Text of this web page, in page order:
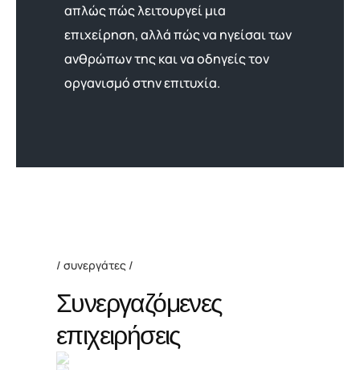
απλώς πώς λειτουργεί μια
επιχείρηση, αλλά πώς να ηγείσαι των
ανθρώπων της και να οδηγείς τον
οργανισμό στην επιτυχία.
συνεργάτες
Συνεργαζόμενες
επιχειρήσεις